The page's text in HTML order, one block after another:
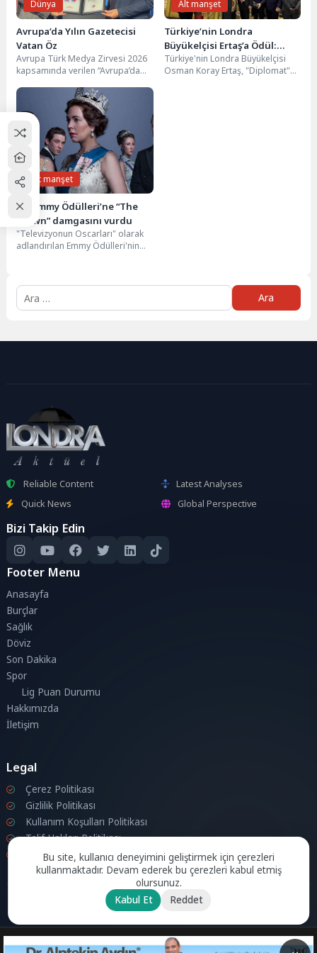
Dünya
Avrupa’da Yılın Gazetecisi
Vatan Öz
Avrupa Türk Medya Zirvesi 2026
kapsamında verilen “Avrupa’da
Vatan Öz’e verildi.Ödül,...
Alt manşet
Türkiye’nin Londra
Büyükelçisi Ertaş’a Ödül:
“Avrasya ve Balkanlar
Bölgesinden Yılın Diplomatı”
Türkiye'nin Londra Büyükelçisi
Osman Koray Ertaş, "Diplomat"
Alt manşet
73. Emmy Ödülleri’ne “The
Crown” damgasını vurdu
"Televizyonun Oscarları" olarak
adlandırılan Emmy Ödülleri'nin
Arama:
Reliable Content
Latest Analyses
Quick News
Global Perspective
Bizi Takip Edin
Footer Menu
Anasayfa
Burçlar
Sağlık
Döviz
Son Dakika
Spor
Lig Puan Durumu
Hakkımızda
İletişim
Legal
Çerez Politikası
Gizlilik Politikası
Kullanım Koşulları Politikası
Telif Hakları Politikası
İletişim
© 2026 Londra Aktuel Tüm hakları saklıdır.Powered byAksoy
Bu site, kullanıcı deneyimini geliştirmek için çerezleri
kullanmaktadır. Devam ederek bu çerezleri kabul etmiş
olursunuz.
Kabul Et
Reddet